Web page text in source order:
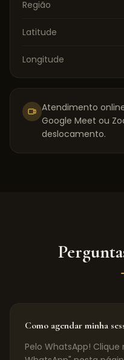
Região
Latitude
Longitude
Atendimento
Google Meet ou
deslocamento.
Como agendar minha
Pelo WhatsApp!